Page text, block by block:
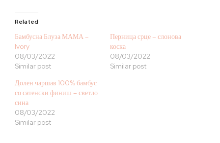
Related
Бамбусна Блуза МАМА –
Ivory
08/03/2022
Similar post
Перница срце – слонова
коска
08/03/2022
Similar post
Долен чаршав 100% бамбус
со сатенски финиш – светло
сина
08/03/2022
Similar post